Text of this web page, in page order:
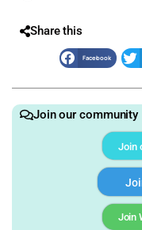
Share this
Facebook
Join our community
Join
Join